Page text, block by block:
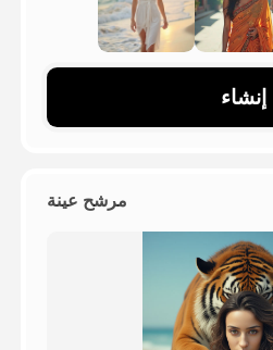
الاستعراض
المدونة
إنشاء
مرشح عينة